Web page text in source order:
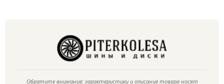
Обратите внимание: характеристики и описание товара носят